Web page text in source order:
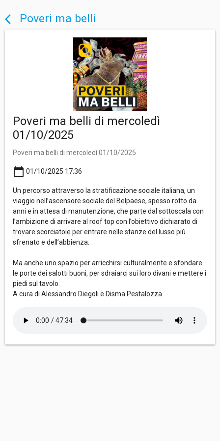
arrow_back_ios Poveri ma belli
Poveri ma belli di mercoledì
01/10/2025
Poveri ma belli di mercoledì 01/10/2025
calendar_today 01/10/2025 17:36
Un percorso attraverso la stratificazione sociale italiana, un
viaggio nell’ascensore sociale del Belpaese, spesso rotto da
anni e in attesa di manutenzione, che parte dal sottoscala con
l’ambizione di arrivare al roof top con l’obiettivo dichiarato di
trovare scorciatoie per entrare nelle stanze del lusso più
sfrenato e dell’abbienza.
Ma anche uno spazio per arricchirsi culturalmente e sfondare
le porte dei salotti buoni, per sdraiarci sui loro divani e mettere i
piedi sul tavolo.
A cura di Alessandro Diegoli e Disma Pestalozza